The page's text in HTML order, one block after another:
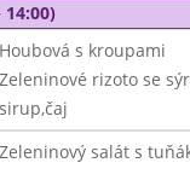
14:00)
Houbová s kroupami
Zeleninové rizoto se
sirup,čaj
Zeleninový salát s